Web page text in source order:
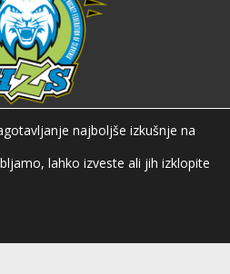
Slovenije
krovna športna organizacija na področju
tekmovanja v različnih domačih in
pod njenim okriljem delujejo tudi
Ljubljana
najboljše izkušnje na
lahko izveste ali jih izklopite